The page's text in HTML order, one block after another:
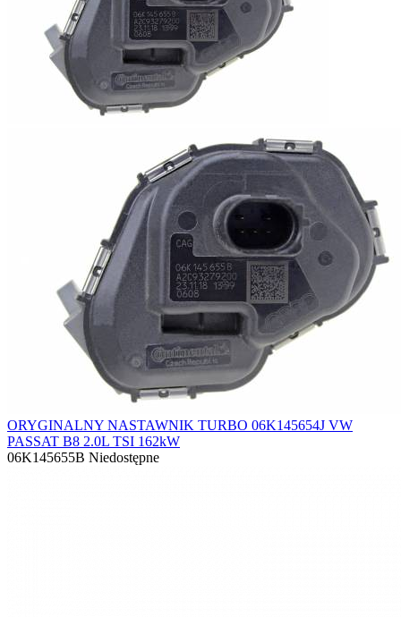
ORYGINALNY NASTAWNIK TURBO 06K145654J VW
PASSAT B8 2.0L TSI 162kW
06K145655B Niedostępne